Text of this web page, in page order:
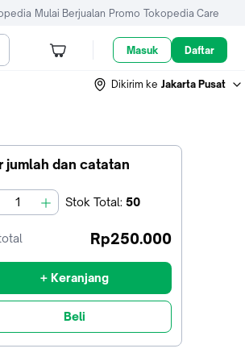
Mulai Berjualan Promo Tokopedia Care
Masuk Daftar
Dikirim ke Jakarta Pusat
jumlah dan catatan
Stok Total: 50
Rp250.000
+ Keranjang
Beli